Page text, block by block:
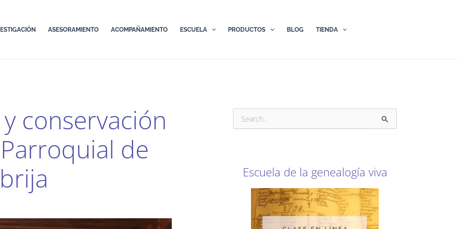
ASESORAMIENTO ACOMPAÑAMIENTO ESCUELA PRODUCTOS BLOG TIENDA
conservación
de
Escuela de la genealogía viva